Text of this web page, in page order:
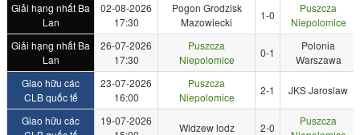
Giải hạng nhất Ba
Lan
02-08-2026
17:30
Pogon Grodzisk
Mazowiecki
1-0
Puszcza
Niepolomice
Giải hạng nhất Ba
Lan
26-07-2026
17:30
Puszcza
Niepolomice
0-1
Polonia
Warszawa
Giao hữu các
CLB quốc tế
23-07-2026
16:00
Puszcza
Niepolomice
2-1 JKS Jaroslaw
Giao hữu các
19-07-2026
Widzew lodz 2-0
Puszcza